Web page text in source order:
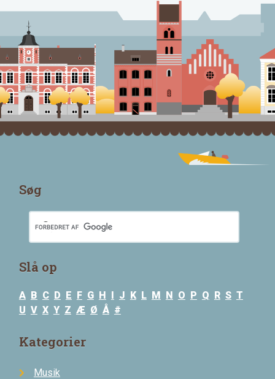
Søg
Slå op
A B C D E F G H I J K L M N O P Q R S T
U V X Y Z Æ Ø Å #
Kategorier
Musik